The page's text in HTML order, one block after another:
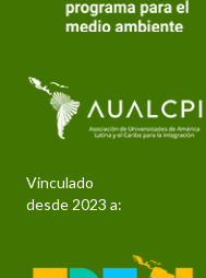
Vinculado
desde 2023 a: